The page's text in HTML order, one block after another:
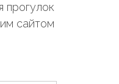
прогулок
сайтом